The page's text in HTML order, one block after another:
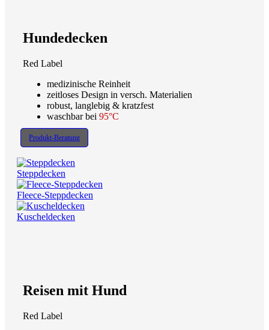
Hundedecken
Red Label
medizinische Reinheit
zeitloses Design in versch. Materialien
robust, langlebig & kratzfest
waschbar bei 95°C
Produkt-Beratung
Steppdecken
Fleece-Steppdecken
Kuscheldecken
Reisen mit Hund
Red Label